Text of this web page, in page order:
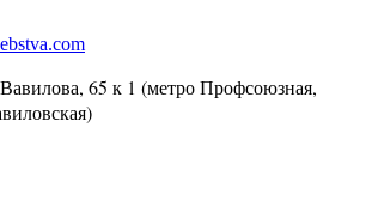
65 к 1 (метро Профсоюзная,